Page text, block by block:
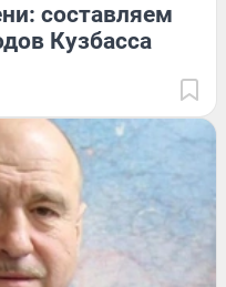
составляем
Кузбасса